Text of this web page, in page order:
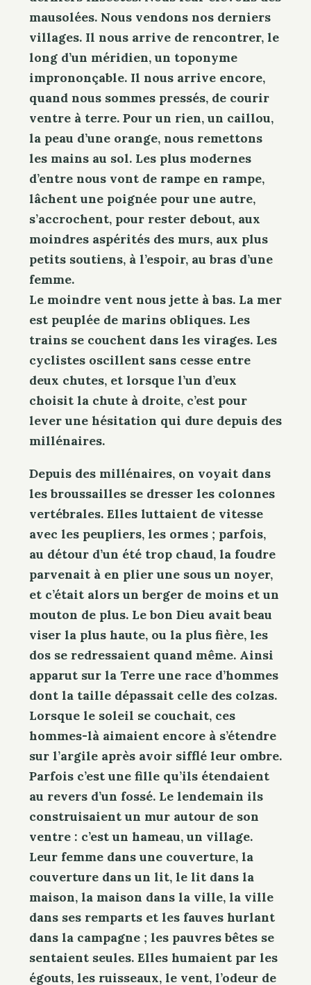
mausolées. Nous vendons nos derniers
villages. Il nous arrive de rencontrer, le
long d’un méridien, un toponyme
imprononçable. Il nous arrive encore,
quand nous sommes pressés, de courir
ventre à terre. Pour un rien, un caillou,
la peau d’une orange, nous remettons
les mains au sol. Les plus modernes
d’entre nous vont de rampe en rampe,
lâchent une poignée pour une autre,
s’accrochent, pour rester debout, aux
moindres aspérités des murs, aux plus
petits soutiens, à l’espoir, au bras d’une
femme.
Le moindre vent nous jette à bas. La mer
est peuplée de marins obliques. Les
trains se couchent dans les virages. Les
cyclistes oscillent sans cesse entre
deux chutes, et lorsque l’un d’eux
choisit la chute à droite, c’est pour
lever une hésitation qui dure depuis des
millénaires.
Depuis des millénaires, on voyait dans
les broussailles se dresser les colonnes
vertébrales. Elles luttaient de vitesse
avec les peupliers, les ormes ; parfois,
au détour d’un été trop chaud, la foudre
parvenait à en plier une sous un noyer,
et c’était alors un berger de moins et un
mouton de plus. Le bon Dieu avait beau
viser la plus haute, ou la plus fière, les
dos se redressaient quand même. Ainsi
apparut sur la Terre une race d’hommes
dont la taille dépassait celle des colzas.
Lorsque le soleil se couchait, ces
hommes-là aimaient encore à s’étendre
sur l’argile après avoir sifflé leur ombre.
Parfois c’est une fille qu’ils étendaient
au revers d’un fossé. Le lendemain ils
construisaient un mur autour de son
ventre : c’est un hameau, un village.
Leur femme dans une couverture, la
couverture dans un lit, le lit dans la
maison, la maison dans la ville, la ville
dans ses remparts et les fauves hurlant
dans la campagne ; les pauvres bêtes se
sentaient seules. Elles humaient par les
égouts, les ruisseaux, le vent, l’odeur de